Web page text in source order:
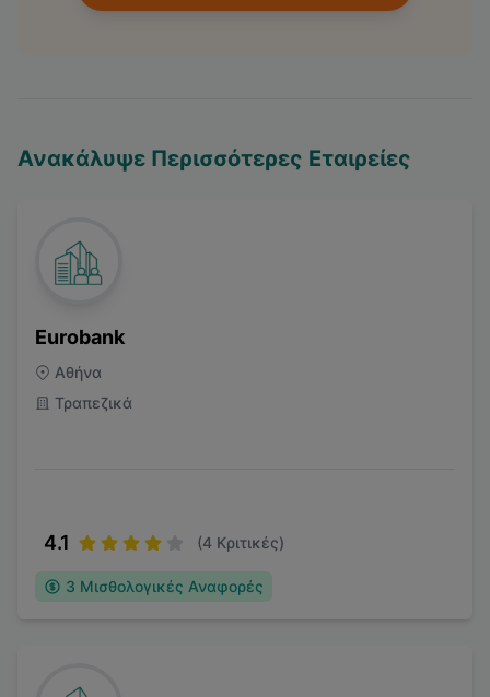
Ανακάλυψε Περισσότερες Εταιρείες
Eurobank
Αθήνα
Τραπεζικά
4.1 (4 Κριτικές)
3 Μισθολογικές Αναφορές